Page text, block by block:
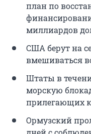
план по
миллиардов
США берут на
вмешиваться
Штаты в
морскую
прилегающих
Ормузский